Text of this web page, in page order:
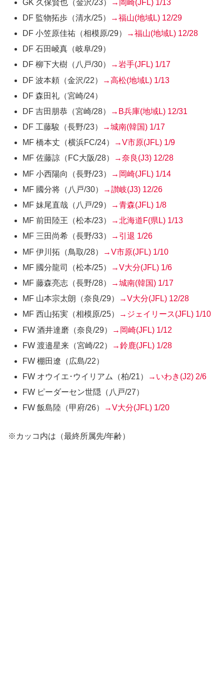
GK 久保賢也 （金沢/23） →岡崎(JFL) 1/13
DF 監物拓歩 （清水/25） →福山(地域L) 12/29
DF 小笠原佳祐 （相模原/29） →福山(地域L) 12/28
DF 石田崚真 （岐阜/29）
DF 柳下大樹 （八戸/30） →岩手(JFL) 1/17
DF 波本頼 （金沢/22） →高松(地域L) 1/13
DF 森田礼 （宮崎/24）
DF 吉田朋恭 （宮崎/28） →B兵庫(地域L) 12/31
DF 工藤駿 （長野/23） →城南(韓国) 1/17
MF 橋本丈 （横浜FC/24） →V市原(JFL) 1/9
MF 佐藤諒 （FC大阪/28） →奈良(J3) 12/28
MF 小西陽向
（長野/23） →岡崎(JFL) 1/14
MF 國分将 （八戸/30） →讃岐(J3) 12/26
MF 妹尾直哉 （八戸/29） →青森(JFL) 1/8
MF 前田陸王 （松本/23） →北海道F(県L) 1/13
MF 三田尚希 （長野/33） →引退 1/26
MF 伊川拓 （鳥取/28） →V市原(JFL) 1/10
MF 國分龍司
（松本/25） →V大分(JFL) 1/6
MF 藤森亮志 （長野/28） →城南(韓国) 1/17
MF 山本宗太朗
（奈良/29） →V大分(JFL) 12/28
MF 西山拓実 （相模原/25） →ジェイリース(JFL) 1/10
FW 酒井達磨 （奈良/29） →岡崎(JFL) 1/12
FW 渡邉星来 （宮崎/22） →鈴鹿(JFL) 1/28
FW 棚田遼 （広島/22）
FW オウイエ･ウイリアム
（柏/21）
→いわき(J2) 2/6
FW ピーダーセン世隠 （八戸/27）
FW 飯島陸 （甲府/26） →V大分(JFL) 1/20
※カッコ内は（最終所属先/年齢）